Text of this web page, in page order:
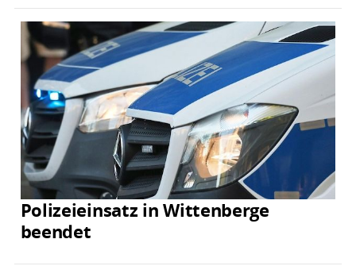
Polizeieinsatz in Wittenberge
beendet